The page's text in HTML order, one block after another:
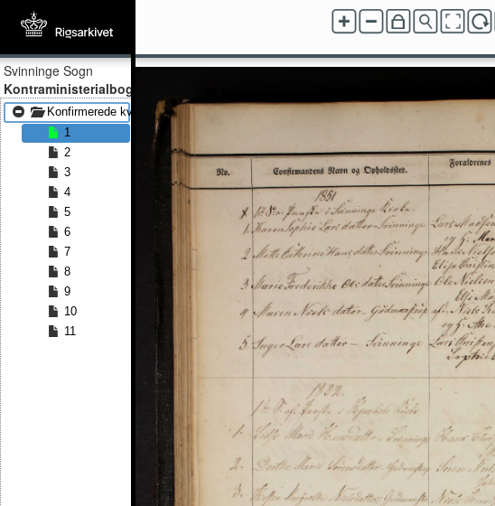
Svinninge Sogn
Kontraministerialbog
Konfirmerede kvinder 1851 - Konfirmerede kvinder 1868
1
2
3
4
5
6
7
8
9
10
11